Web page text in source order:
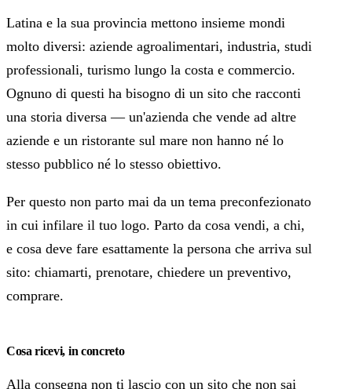
Latina e la sua provincia mettono insieme mondi
molto diversi: aziende agroalimentari, industria, studi
professionali, turismo lungo la costa e commercio.
Ognuno di questi ha bisogno di un sito che racconti
una storia diversa — un'azienda che vende ad altre
aziende e un ristorante sul mare non hanno né lo
stesso pubblico né lo stesso obiettivo.
Per questo non parto mai da un tema preconfezionato
in cui infilare il tuo logo. Parto da cosa vendi, a chi,
e cosa deve fare esattamente la persona che arriva sul
sito: chiamarti, prenotare, chiedere un preventivo,
comprare.
Cosa ricevi, in concreto
Alla consegna non ti lascio con un sito che non sai